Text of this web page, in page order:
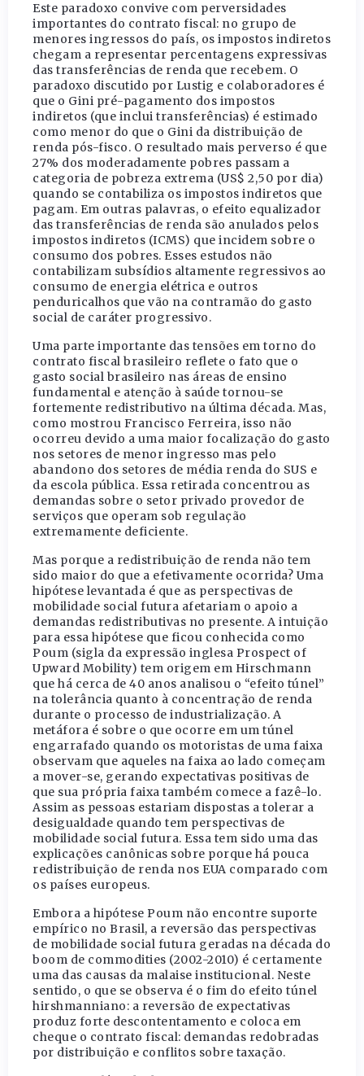
Este paradoxo convive com perversidades
importantes do contrato fiscal: no grupo de
menores ingressos do país, os impostos indiretos
chegam a representar percentagens expressivas
das transferências de renda que recebem. O
paradoxo discutido por Lustig e colaboradores é
que o Gini pré-pagamento dos impostos
indiretos (que inclui transferências) é estimado
como menor do que o Gini da distribuição de
renda pós-fisco. O resultado mais perverso é que
27% dos moderadamente pobres passam a
categoria de pobreza extrema (US$ 2,50 por dia)
quando se contabiliza os impostos indiretos que
pagam. Em outras palavras, o efeito equalizador
das transferências de renda são anulados pelos
impostos indiretos (ICMS) que incidem sobre o
consumo dos pobres. Esses estudos não
contabilizam subsídios altamente regressivos ao
consumo de energia elétrica e outros
penduricalhos que vão na contramão do gasto
social de caráter progressivo.
Uma parte importante das tensões em torno do
contrato fiscal brasileiro reflete o fato que o
gasto social brasileiro nas áreas de ensino
fundamental e atenção à saúde tornou-se
fortemente redistributivo na última década. Mas,
como mostrou Francisco Ferreira, isso não
ocorreu devido a uma maior focalização do gasto
nos setores de menor ingresso mas pelo
abandono dos setores de média renda do SUS e
da escola pública. Essa retirada concentrou as
demandas sobre o setor privado provedor de
serviços que operam sob regulação
extremamente deficiente.
Mas porque a redistribuição de renda não tem
sido maior do que a efetivamente ocorrida? Uma
hipótese levantada é que as perspectivas de
mobilidade social futura afetariam o apoio a
demandas redistributivas no presente. A intuição
para essa hipótese que ficou conhecida como
Poum (sigla da expressão inglesa Prospect of
Upward Mobility) tem origem em Hirschmann
que há cerca de 40 anos analisou o “efeito túnel”
na tolerância quanto à concentração de renda
durante o processo de industrialização. A
metáfora é sobre o que ocorre em um túnel
engarrafado quando os motoristas de uma faixa
observam que aqueles na faixa ao lado começam
a mover-se, gerando expectativas positivas de
que sua própria faixa também comece a fazê-lo.
Assim as pessoas estariam dispostas a tolerar a
desigualdade quando tem perspectivas de
mobilidade social futura. Essa tem sido uma das
explicações canônicas sobre porque há pouca
redistribuição de renda nos EUA comparado com
os países europeus.
Embora a hipótese Poum não encontre suporte
empírico no Brasil, a reversão das perspectivas
de mobilidade social futura geradas na década do
boom de commodities (2002-2010) é certamente
uma das causas da malaise institucional. Neste
sentido, o que se observa é o fim do efeito túnel
hirshmanniano: a reversão de expectativas
produz forte descontentamento e coloca em
cheque o contrato fiscal: demandas redobradas
por distribuição e conflitos sobre taxação.